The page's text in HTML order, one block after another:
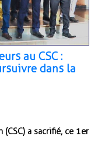
au CSC :
dans la
a sacrifié, ce 1er